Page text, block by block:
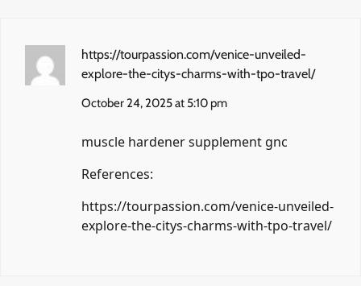
https://tourpassion.com/venice-unveiled-
explore-the-citys-charms-with-tpo-travel/
October 24, 2025 at 5:10 pm
muscle hardener supplement gnc
References:
https://tourpassion.com/venice-unveiled-
explore-the-citys-charms-with-tpo-travel/